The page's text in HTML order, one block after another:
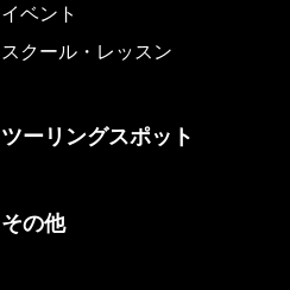
イベント
スクール・レッスン
ツーリングスポット
その他